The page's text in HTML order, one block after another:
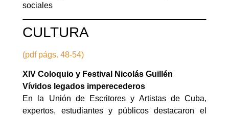
sociales
CULTURA
(pdf págs. 48-54)
XIV Coloquio y Festival Nicolás Guillén
Vívidos legados imperecederos
En la Unión de Escritores y Artistas de Cuba,
expertos, estudiantes y públicos destacaron el